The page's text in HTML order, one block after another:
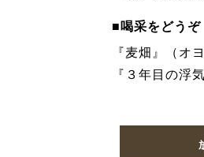
■喝采をどうぞ
『麦畑』（オ
『３年目の浮